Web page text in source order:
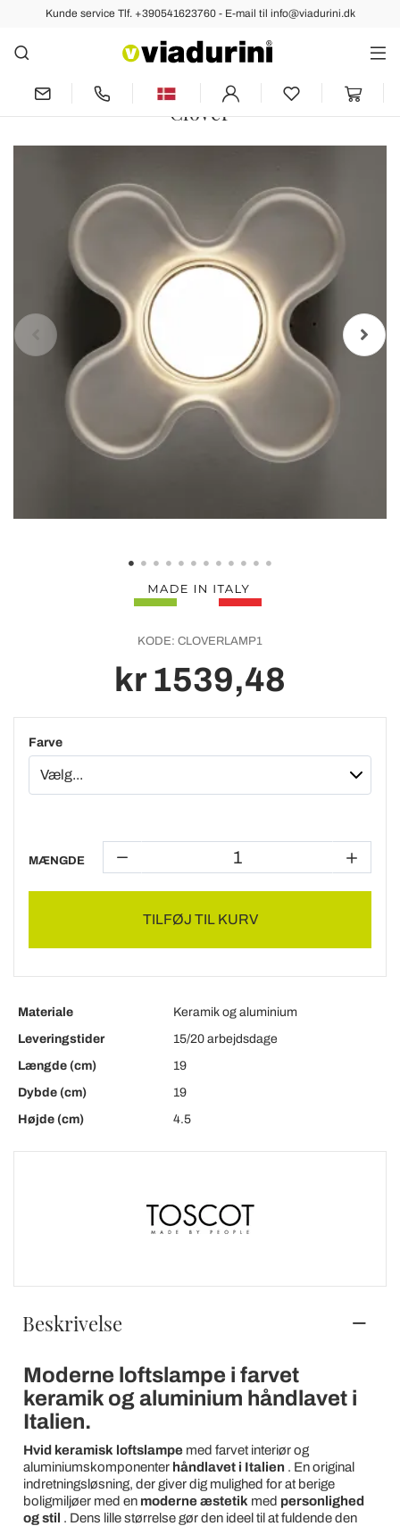
Kunde service Tlf. +390541623760 - E-mail til info@viadurini.dk
tidligere næste
Artisan loftslampe i keramik og
aluminium fremstillet i Italien - Toscot
Clover
KODE: CLOVERLAMP1
kr 1539,48
Farve
MÆNGDE
TILFØJ TIL KURV
Materiale
Keramik og aluminium
Leveringstider
15/20 arbejdsdage
Længde (cm)
19
Dybde (cm)
19
Højde (cm)
4.5
Beskrivelse
Moderne loftslampe i farvet
keramik og aluminium håndlavet i
Italien.
Hvid keramisk loftslampemed farvet interiør og
aluminiumskomponenter håndlavet i Italien . En original
indretningsløsning, der giver dig mulighed for at berige
boligmiljøer med en moderne æstetik med personlighed
og stil . Dens lille størrelse gør den ideel til at fuldende den